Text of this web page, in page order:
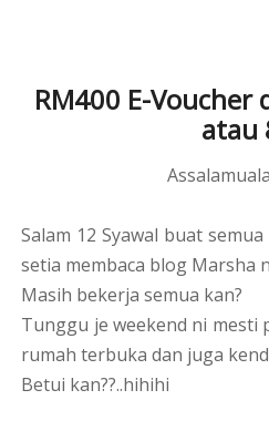
RM400 E-Voucher
atau
Salam 12 Syawal buat
setia membaca blog Marsha
Masih bekerja semua kan?
Tunggu je weekend ni mesti
rumah terbuka dan juga
Betui kan??..hihihi